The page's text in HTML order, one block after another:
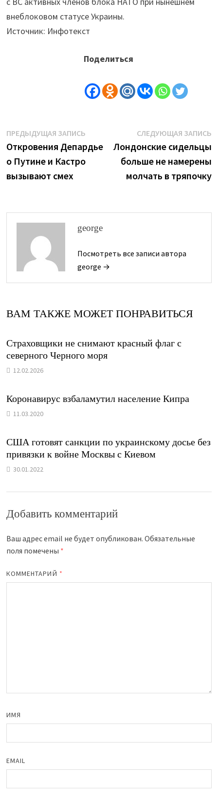
внеблоковом статусе Украины.
Источник: Инфотекст
Поделиться
Навигация
по
записям
ПРЕДЫДУЩАЯ ЗАПИСЬПредыдущая
запись:
Откровения Депардье
о Путине и Кастро
вызывают смех
СЛЕДУЮЩАЯ ЗАПИСЬ
Лондонские сидельцы
больше не намерены
молчать в тряпочку
george
Посмотреть все записи автора
george →
ВАМ ТАКЖЕ МОЖЕТ ПОНРАВИТЬСЯ
Страховщики не снимают красный флаг с
северного Черного моря
12.02.2026
Коронавирус взбаламутил население Кипра
11.03.2020
США готовят санкции по украинскому досье без
привязки к войне Москвы с Киевом
30.01.2022
Добавить комментарий
Ваш адрес email не будет опубликован. Обязательные
поля помечены *
КОММЕНТАРИЙ *
ИМЯ
EMAIL